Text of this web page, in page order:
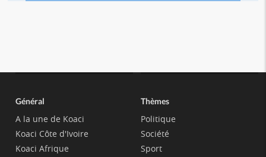
Général
A la une de Koaci
Koaci Côte d'Ivoire
Koaci Afrique
Thèmes
Politique
Société
Sport